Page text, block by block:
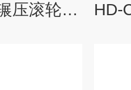
HD-C526-3电动辗压滚轮试验机三滚